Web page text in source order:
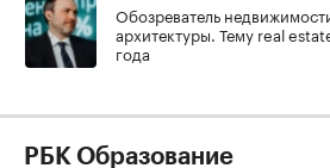
Обозреватель
архитектуры. Тему real
года
РБК Образование